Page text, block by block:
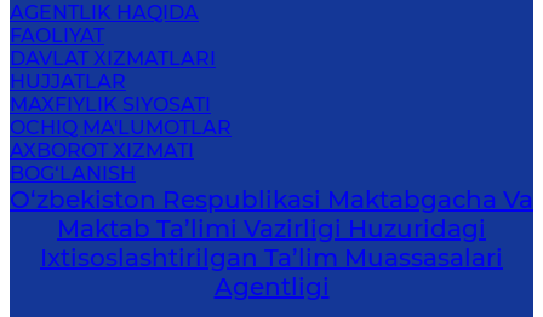
AGENTLIK HAQIDA
FAOLIYAT
DAVLAT XIZMATLARI
HUJJATLAR
MAXFIYLIK SIYOSATI
OCHIQ MA'LUMOTLAR
AXBOROT XIZMATI
BOG‘LANISH
O‘zbekiston Respublikasi Maktabgacha Va
Maktab Ta’limi Vazirligi Huzuridagi
Ixtisoslashtirilgan Ta’lim Muassasalari
Agentligi